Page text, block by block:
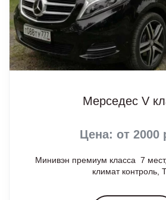
Мерседес V
Цена: от 2000
Минивэн премиум класса 7
климат контроль,